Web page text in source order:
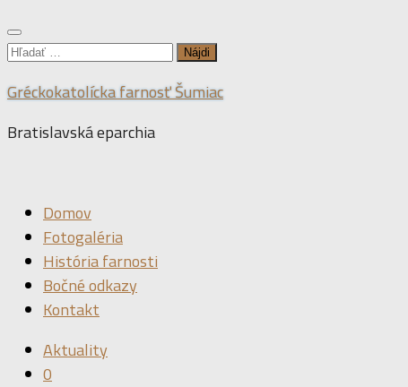
Hľadať:
Gréckokatolícka farnosť Šumiac
Bratislavská eparchia
Domov
Fotogaléria
História farnosti
Bočné odkazy
Kontakt
Aktuality
0